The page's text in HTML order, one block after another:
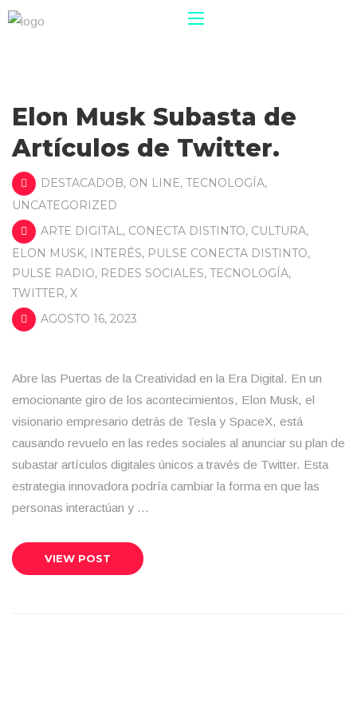
Elon Musk Subasta de
Artículos de Twitter.
DESTACADOB, ON LINE, TECNOLOGÍA,
UNCATEGORIZED
ARTE DIGITAL, CONECTA DISTINTO, CULTURA,
ELON MUSK, INTERÉS, PULSE CONECTA DISTINTO,
PULSE RADIO, REDES SOCIALES, TECNOLOGÍA,
TWITTER, X
AGOSTO 16, 2023
Abre las Puertas de la Creatividad en la Era Digital. En un
emocionante giro de los acontecimientos, Elon Musk, el
visionario empresario detrás de Tesla y SpaceX, está
causando revuelo en las redes sociales al anunciar su plan de
subastar artículos digitales únicos a través de Twitter. Esta
estrategia innovadora podría cambiar la forma en que las
personas interactúan y …
VIEW POST